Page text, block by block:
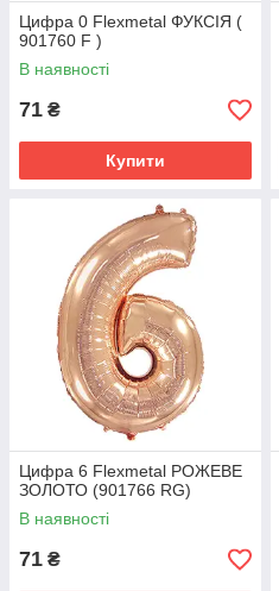
Цифра 0 Flexmetal ФУКСІЯ (
901760 F )
В наявності
71 ₴
Купити
Цифра 6 Flexmetal РОЖЕВЕ
ЗОЛОТО (901766 RG)
В наявності
71 ₴